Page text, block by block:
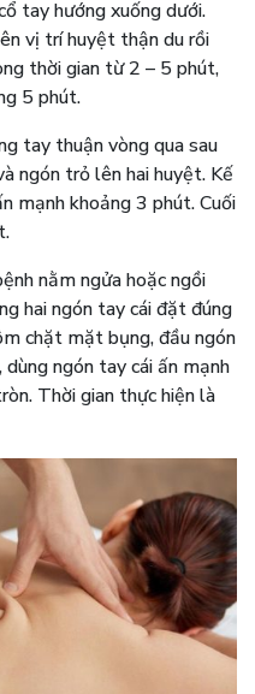
tay hướng xuống dưới.
vị trí huyệt thận du rồi
thời gian từ 2 – 5 phút,
5 phút.
tay thuận vòng qua sau
ngón trỏ lên hai huyệt. Kế
mạnh khoảng 3 phút. Cuối
nằm ngửa hoặc ngồi
hai ngón tay cái đặt đúng
chặt mặt bụng, đầu ngón
ngón tay cái ấn mạnh
Thời gian thực hiện là